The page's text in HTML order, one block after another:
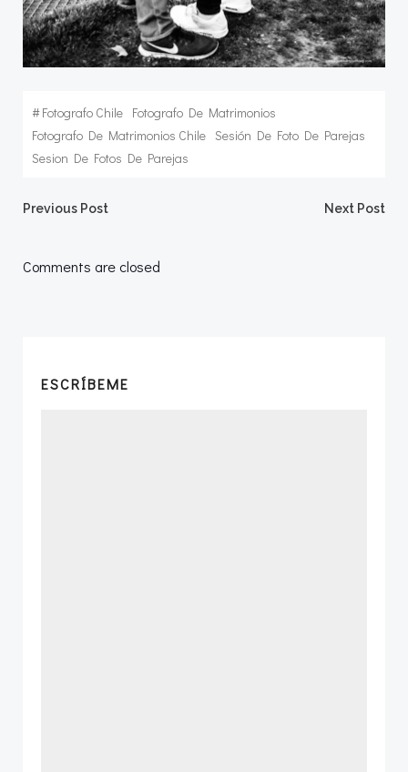
#Fotografo Chile Fotografo De Matrimonios
Fotografo De Matrimonios Chile Sesión De Foto De Parejas
Sesion De Fotos De Parejas
Navegación
por
entradas
Previous Post Next Post
Comments are closed
ESCRÍBEME